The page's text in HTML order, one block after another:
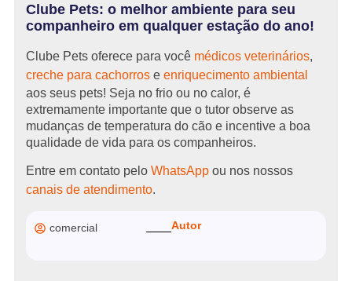
Clube Pets: o melhor ambiente para seu
companheiro em qualquer estação do ano!
Clube Pets oferece para você médicos veterinários,
creche para cachorrose enriquecimento ambiental
aos seus pets! Seja no frio ou no calor, é
extremamente importante que o tutor observe as
mudanças de temperatura do cão e incentive a boa
qualidade de vida para os companheiros.
Entre em contato pelo WhatsAppou nos nossos
canais de atendimento.
comercial Autor